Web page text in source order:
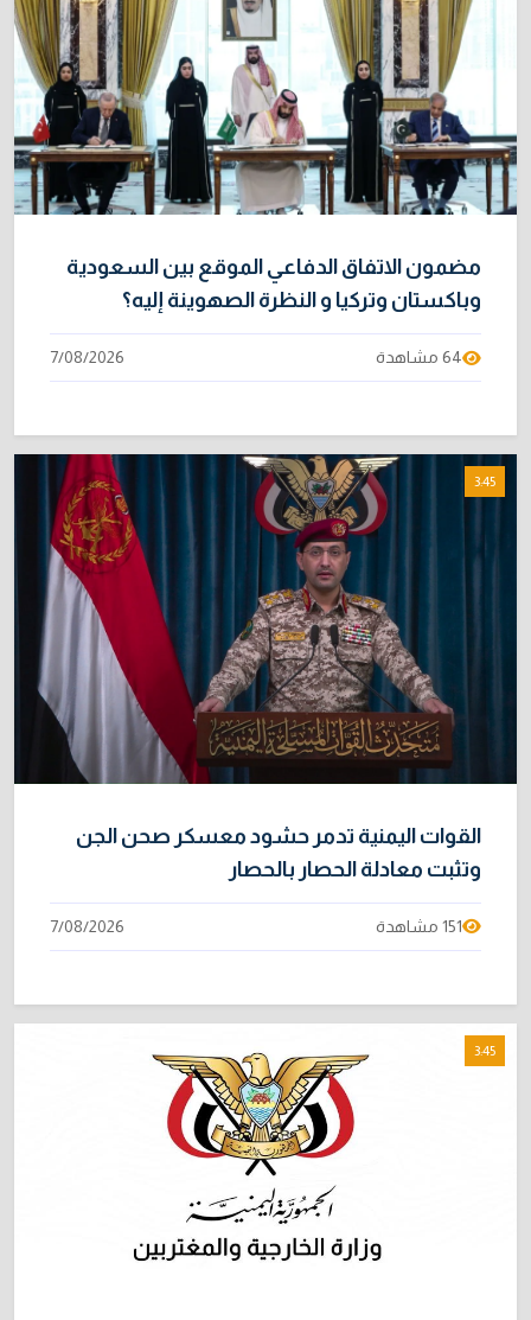
مضمون الاتفاق الدفاعي الموقع بين السعودية
وباكستان وتركيا و النظرة الصهوينة إليه؟
64 مشاهدة 7/08/2026
3:45
القوات اليمنية تدمر حشود معسكر صحن الجن
وتثبت معادلة الحصار بالحصار
151 مشاهدة 7/08/2026
3:45